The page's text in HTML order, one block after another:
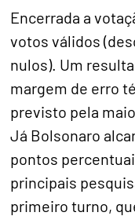
Encerrada a
votos válidos
nulos). Um
margem de erro
previsto pela
Já Bolsonaro
pontos
principais
primeiro turno,